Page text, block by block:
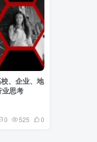
、企业、地
业思考
0 525 0